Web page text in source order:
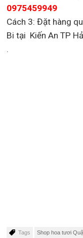
0975459949
Cách 3: Đặt hàng
Bi tại Kiến An TP
.
Tags Shop hoa tươi